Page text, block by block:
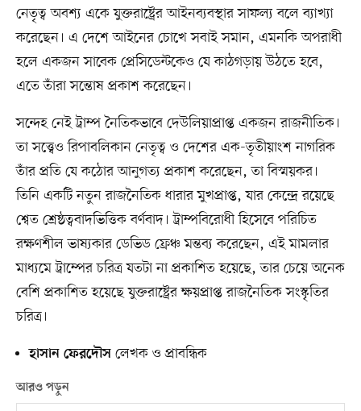
নেতৃত্ব অবশ্য একে যুক্তরাষ্ট্রের আইনব্যবস্থার সাফল্য বলে ব্যাখ্যা
করেছেন। এ দেশে আইনের চোখে সবাই সমান, এমনকি অপরাধী
হলে একজন সাবেক প্রেসিডেন্টকেও যে কাঠগড়ায় উঠতে হবে,
এতে তাঁরা সন্তোষ প্রকাশ করেছেন।
সন্দেহ নেই ট্রাম্প নৈতিকভাবে দেউলিয়াপ্রাপ্ত একজন রাজনীতিক।
তা সত্ত্বেও রিপাবলিকান নেতৃত্ব ও দেশের এক-তৃতীয়াংশ নাগরিক
তাঁর প্রতি যে কঠোর আনুগত্য প্রকাশ করেছেন, তা বিস্ময়কর।
তিনি একটি নতুন রাজনৈতিক ধারার মুখপ্রাপ্ত, যার কেন্দ্রে রয়েছে
শ্বেত শ্রেষ্ঠত্ববাদভিত্তিক বর্ণবাদ। ট্রাম্পবিরোধী হিসেবে পরিচিত
রক্ষণশীল ভাষ্যকার ডেভিড ফ্রেঞ্চ মন্তব্য করেছেন, এই মামলার
মাধ্যমে ট্রাম্পের চরিত্র যতটা না প্রকাশিত হয়েছে, তার চেয়ে অনেক
বেশি প্রকাশিত হয়েছে যুক্তরাষ্ট্রের ক্ষয়প্রাপ্ত রাজনৈতিক সংস্কৃতির
চরিত্র।
হাসান ফেরদৌসলেখক ও প্রাবন্ধিক
আরও পড়ুন